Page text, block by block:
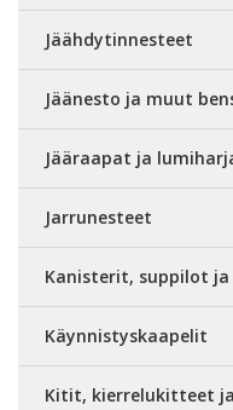
Jäähdytinnesteet
Jäänesto ja muut
Jääraapat ja
Jarrunesteet
Kanisterit, suppilot
Käynnistyskaapelit
Kitit, kierrelukitteet